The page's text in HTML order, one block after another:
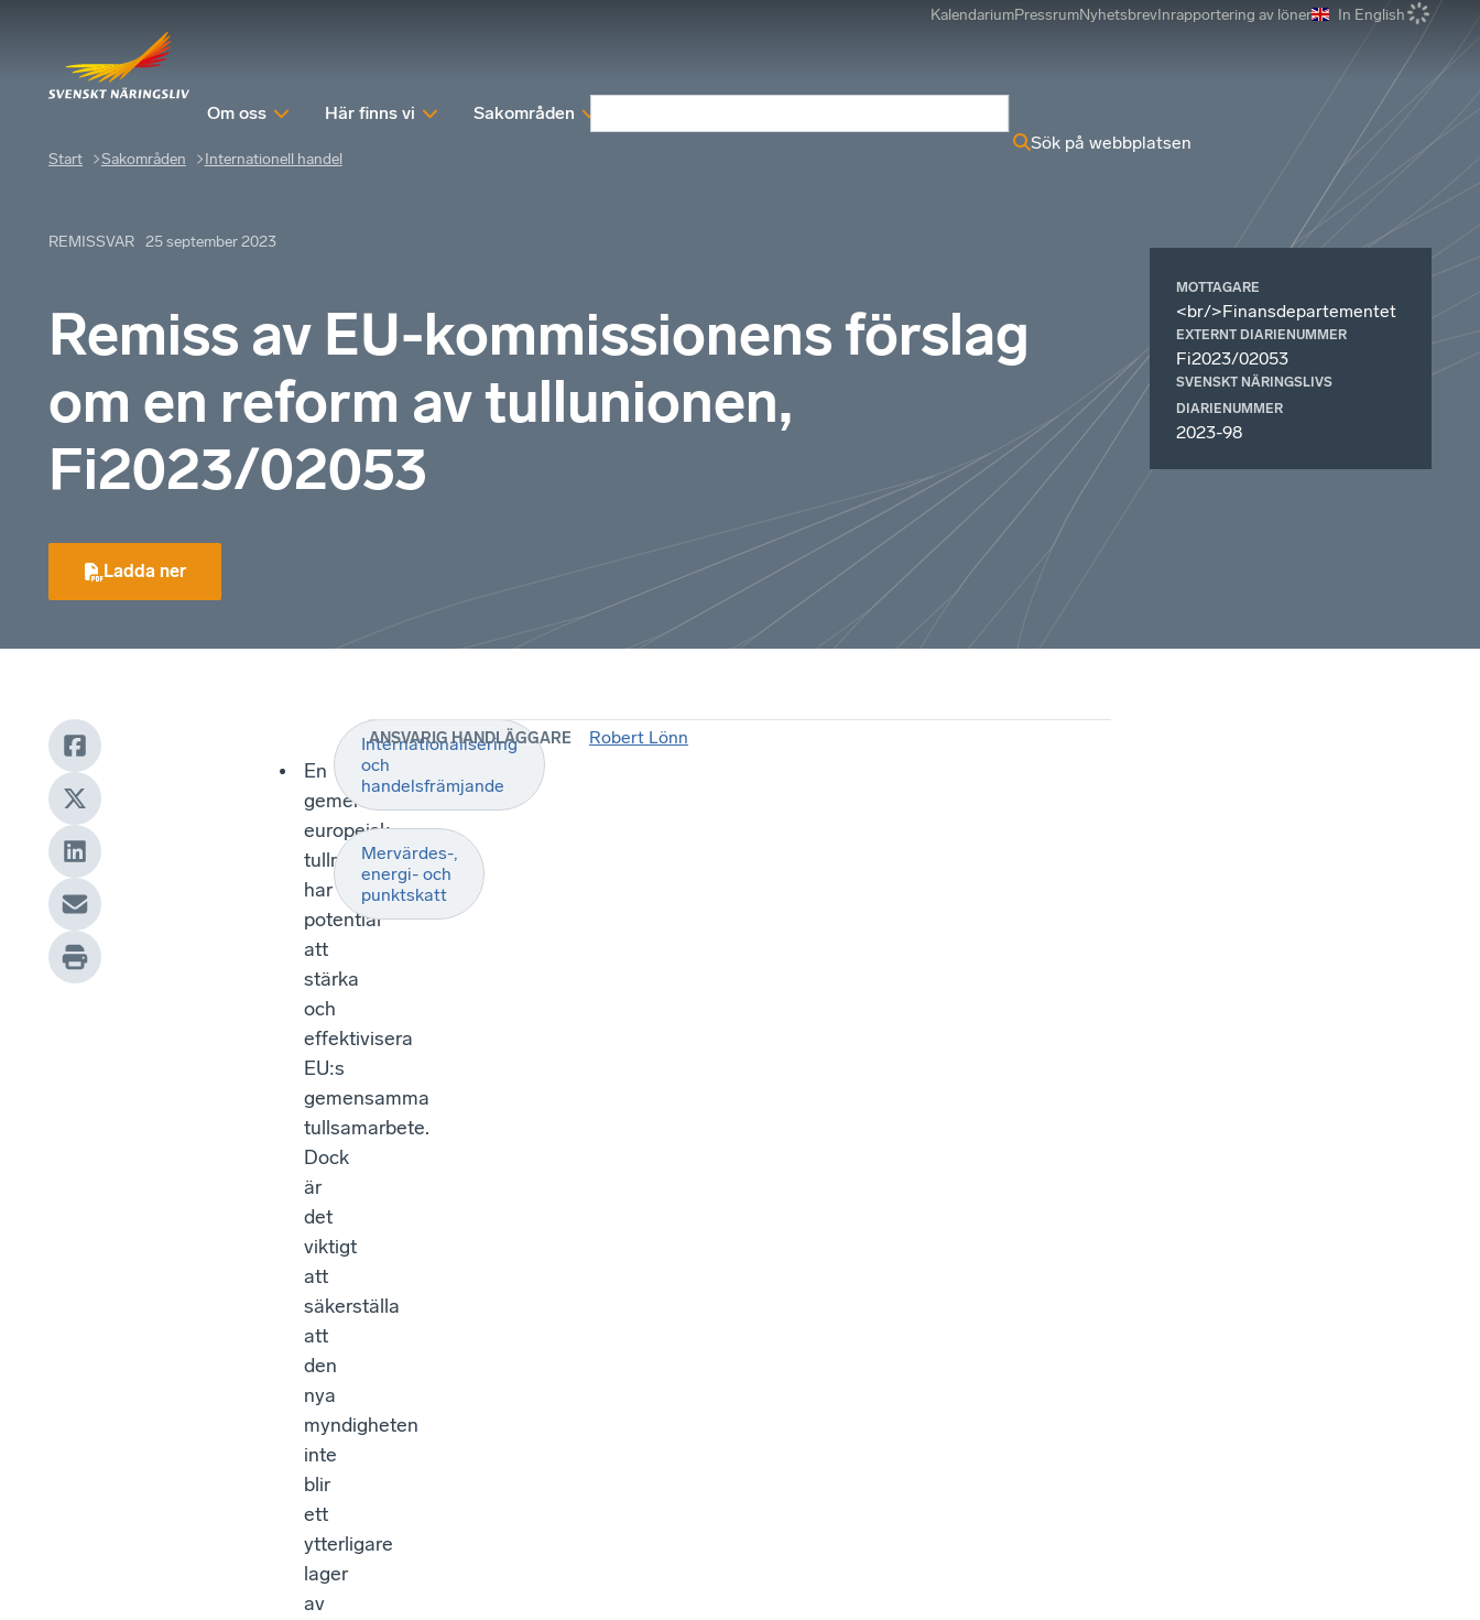
KalendariumPressrumNyhetsbrevInrapportering av löner In English
Om oss Här finns vi Sakområden
Sök på webbplatsen
Start Sakområden Internationell handel
REMISSVAR 25 september 2023
Remiss av EU-kommissionens förslag
om en reform av tullunionen,
Fi2023/02053
Ladda ner
MOTTAGARE
<br/>Finansdepartementet
EXTERNT DIARIENUMMER
Fi2023/02053
SVENSKT NÄRINGSLIVS
DIARIENUMMER
2023-98
En
gemensam
europeisk
tullmyndighet
har
potential
att
stärka
och
effektivisera
EU:s
gemensamma
tullsamarbete.
Dock
är
det
viktigt
att
säkerställa
att
den
nya
myndigheten
inte
blir
ett
ytterligare
lager
av
Internationalisering
och
handelsfrämjande
Mervärdes-,
energi- och
punktskatt
ANSVARIG HANDLÄGGARE Robert Lönn